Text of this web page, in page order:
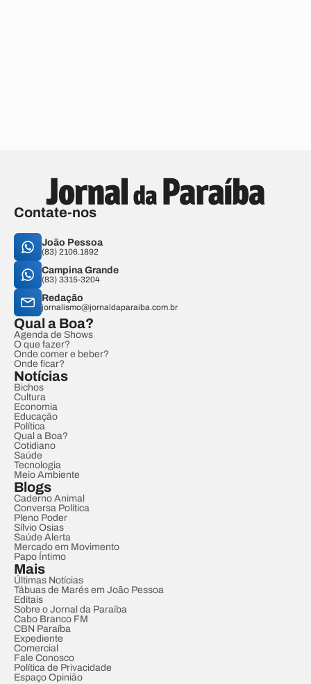
Contate-nos
João Pessoa
(83) 2106.1892
Campina Grande
(83) 3315-3204
Redação
jornalismo@jornaldaparaiba.com.br
Qual a Boa?
Agenda de Shows
O que fazer?
Onde comer e beber?
Onde ficar?
Notícias
Bichos
Cultura
Economia
Educação
Política
Qual a Boa?
Cotidiano
Saúde
Tecnologia
Meio Ambiente
Blogs
Caderno Animal
Conversa Política
Pleno Poder
Sílvio Osias
Saúde Alerta
Mercado em Movimento
Papo Íntimo
Mais
Últimas Notícias
Tábuas de Marés em João Pessoa
Editais
Sobre o Jornal da Paraíba
Cabo Branco FM
CBN Paraíba
Expediente
Comercial
Fale Conosco
Política de Privacidade
Espaço Opinião